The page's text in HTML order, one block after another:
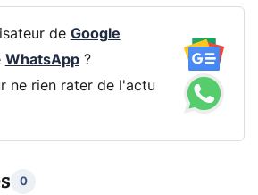
de Google
WhatsApp?
ne rien rater de l'actu
0